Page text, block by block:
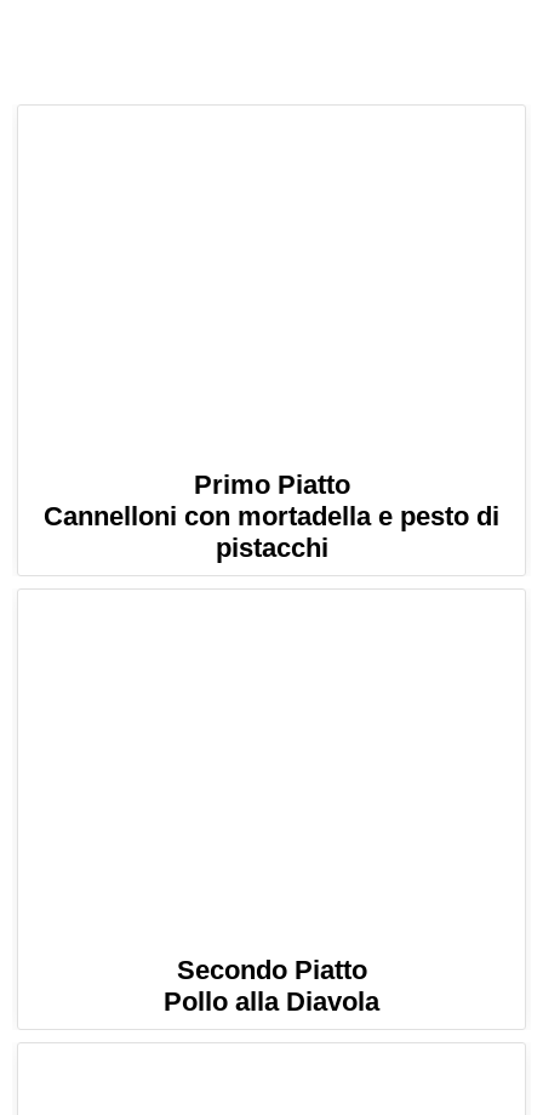
Primo Piatto
Cannelloni con mortadella e pesto di
pistacchi
Secondo Piatto
Pollo alla Diavola